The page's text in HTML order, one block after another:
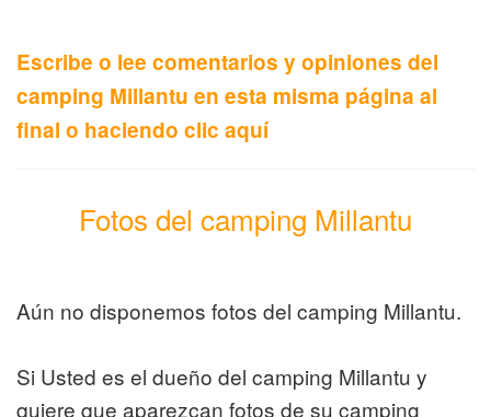
Escribe o lee comentarios y opiniones del
camping Millantu en esta misma página al
final o haciendo clic aquí
Fotos del camping Millantu
Aún no disponemos fotos del camping Millantu.
Si Usted es el dueño del camping Millantu y
quiere que aparezcan fotos de su camping